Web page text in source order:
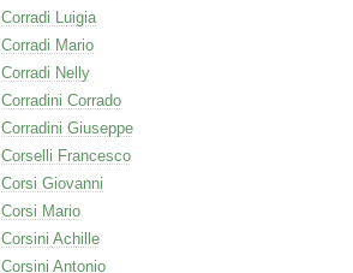
Corradi Luigia
Corradi Mario
Corradi Nelly
Corradini Corrado
Corradini Giuseppe
Corselli Francesco
Corsi Giovanni
Corsi Mario
Corsini Achille
Corsini Antonio